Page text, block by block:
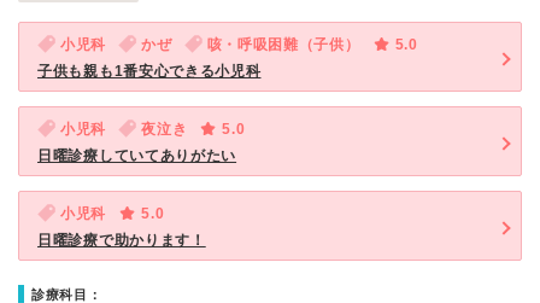
小児科 かぜ 咳・呼吸困難（子供）
5.0
子供も親も1番安心できる小児科
小児科 夜泣き
5.0
日曜診療していてありがたい
小児科
5.0
日曜診療で助かります！
診療科目：